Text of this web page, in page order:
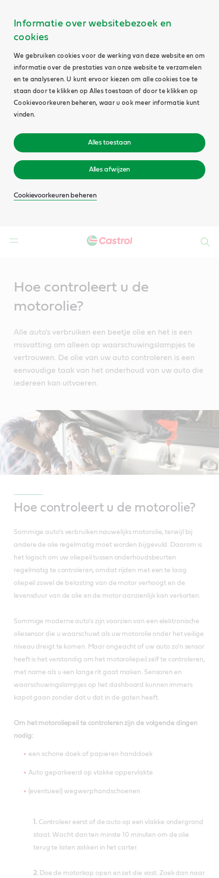
Informatie over websitebezoek en
cookies
We gebruiken cookies voor de werking van deze website en om
informatie over de prestaties van onze website te verzamelen
en te analyseren. U kunt ervoor kiezen om alle cookies toe te
staan door te klikken op Alles toestaan of door te klikken op
Cookievoorkeuren beheren, waar u ook meer informatie kunt
vinden.
Alles toestaan
Alles afwijzen
Cookievoorkeuren beheren
Hoe controleert u de
motorolie?
Alle auto's verbruiken een beetje olie en het is een
misvatting om alleen op waarschuwingslampjes te
vertrouwen. De olie van uw auto controleren is een
eenvoudige taak van het onderhoud van uw auto die
iedereen kan uitvoeren.
Hoe controleert u de motorolie?
Sommige auto's verbruiken nauwelijks motorolie, terwijl bij
andere de olie regelmatig moet worden bijgevuld. Daarom is
het logisch om uw oliepeil tussen onderhoudsbeurten
regelmatig te controleren, omdat rijden met een te laag
oliepeil zowel de belasting van de motor verhoogt en de
levensduur van de olie en de motor aanzienlijk kan verkorten.
Sommige moderne auto's zijn voorzien van een elektronische
oliesensor die u waarschuwt als uw motorolie onder het veilige
niveau dreigt te komen. Maar ongeacht of uw auto zo'n sensor
heeft is het verstandig om het motoroliepeil zelf te controleren,
met name als u een lange rit gaat maken. Sensoren en
waarschuwingslampjes op het dashboard kunnen immers
kapot gaan zonder dat u dat in de gaten heeft.
Om het motoroliepeil te controleren zijn de volgende dingen
nodig:
een schone doek of papieren handdoek
Auto geparkeerd op vlakke oppervlakte
(eventueel) wegwerphandschoenen
1. Controleer eerst of de auto op een vlakke ondergrond
staat. Wacht dan ten minste 10 minuten om de olie
terug te laten zakken in het carter.
2. Doe de motorkap open en zet die vast. Zoek dan naar